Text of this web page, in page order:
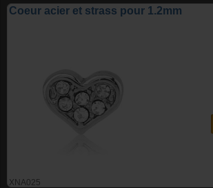
Coeur acier et strass pour 1.2mm
XNA025